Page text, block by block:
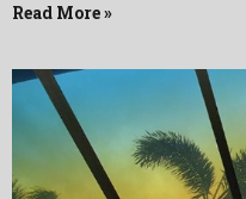
Read More »